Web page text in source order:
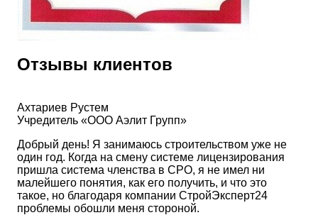
Отзывы клиентов
Ахтариев Рустем
Учредитель «ООО Аэлит Групп»
Добрый день! Я занимаюсь строительством уже не
один год. Когда на смену системе лицензирования
пришла система членства в СРО, я не имел ни
малейшего понятия, как его получить, и что это
такое, но благодаря компании СтройЭксперт24
проблемы обошли меня стороной.